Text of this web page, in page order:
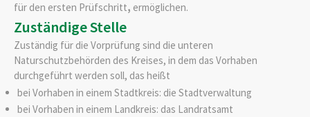
für den ersten Prüfschritt, ermöglichen.
Zuständige Stelle
Zuständig für die Vorprüfung sind die unteren
Naturschutzbehörden des Kreises, in dem das Vorhaben
durchgeführt werden soll, das heißt
bei Vorhaben in einem Stadtkreis: die Stadtverwaltung
bei Vorhaben in einem Landkreis: das Landratsamt